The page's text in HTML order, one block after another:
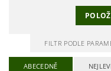
FILTR PODLE
ABECEDNĚ